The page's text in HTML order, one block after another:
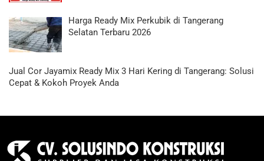
Harga Ready Mix Perkubik di Tangerang
Selatan Terbaru 2026
Jual Cor Jayamix Ready Mix 3 Hari Kering di Tangerang: Solusi
Cepat & Kokoh Proyek Anda